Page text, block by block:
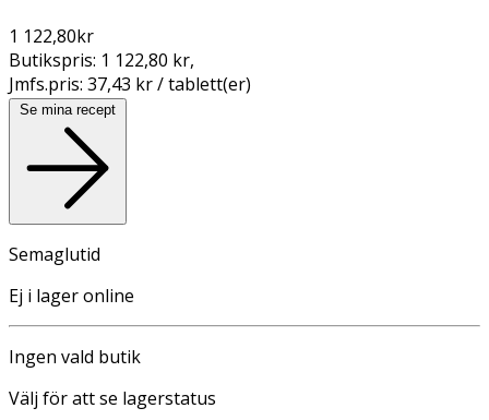
1 122,80kr
Butikspris: 1 122,80 kr,
Jmfs.pris: 37,43 kr / tablett(er)
Se mina recept
Semaglutid
Ej i lager online
Ingen vald butik
Välj för att se lagerstatus